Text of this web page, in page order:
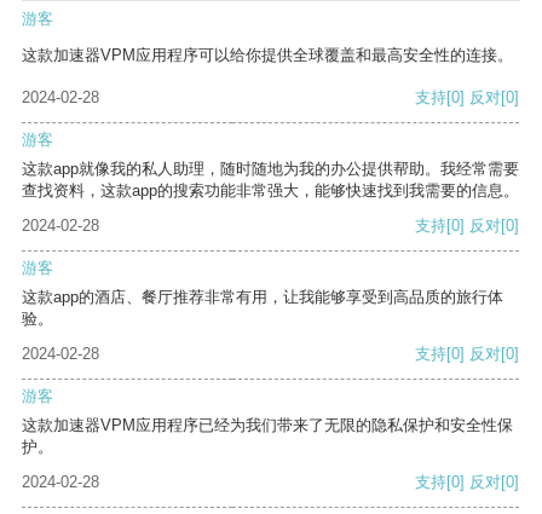
游客
这款加速器VPM应用程序可以给你提供全球覆盖和最高安全性的连接。
2024-02-28 支持[0] 反对[0]
游客
这款app就像我的私人助理，随时随地为我的办公提供帮助。我经常需要
查找资料，这款app的搜索功能非常强大，能够快速找到我需要的信息。
2024-02-28
支持[0] 反对[0]
游客
这款app的酒店、餐厅推荐非常有用，让我能够享受到高品质的旅行体
验。
2024-02-28
支持[0] 反对[0]
游客
这款加速器VPM应用程序已经为我们带来了无限的隐私保护和安全性保
护。
2024-02-28
支持[0] 反对[0]